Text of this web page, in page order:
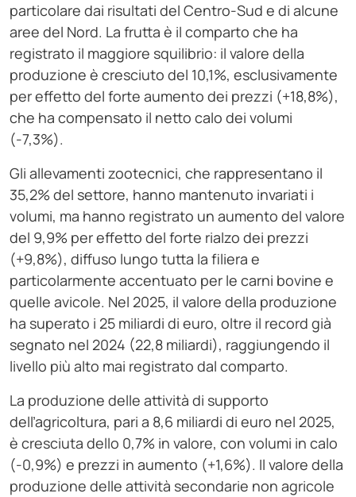
particolare dai risultati del Centro-Sud e di alcune
aree del Nord. La frutta è il comparto che ha
registrato il maggiore squilibrio: il valore della
produzione è cresciuto del 10,1%, esclusivamente
per effetto del forte aumento dei prezzi (+18,8%),
che ha compensato il netto calo dei volumi
(-7,3%).
Gli allevamenti zootecnici, che rappresentano il
35,2% del settore, hanno mantenuto invariati i
volumi, ma hanno registrato un aumento del valore
del 9,9% per effetto del forte rialzo dei prezzi
(+9,8%), diffuso lungo tutta la filiera e
particolarmente accentuato per le carni bovine e
quelle avicole. Nel 2025, il valore della produzione
ha superato i 25 miliardi di euro, oltre il record già
segnato nel 2024 (22,8 miliardi), raggiungendo il
livello più alto mai registrato dal comparto.
La produzione delle attività di supporto
dell’agricoltura, pari a 8,6 miliardi di euro nel 2025,
è cresciuta dello 0,7% in valore, con volumi in calo
(-0,9%) e prezzi in aumento (+1,6%). Il valore della
produzione delle attività secondarie non agricole